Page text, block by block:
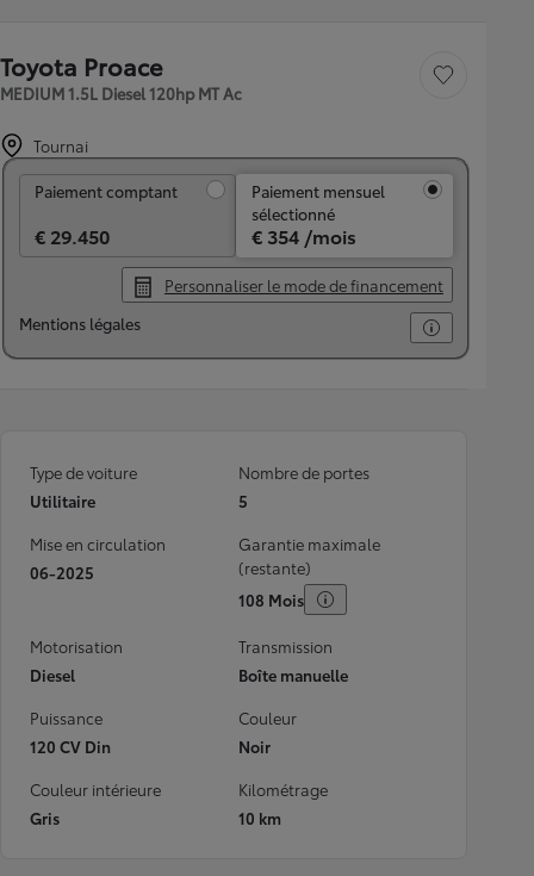
Toyota Proace
MEDIUM 1.5L Diesel 120hp MT Ac
Sauvegarder le
Tournai
Paiement comptant
€ 29.450
Paiement mensuel
sélectionné
€ 354 /mois
Personnaliser le mode de financement
Mentions légales
Type de voiture
Utilitaire
Nombre de portes
5
Mise en circulation
06-2025
Garantie maximale
(restante)
108 Mois
Motorisation
Diesel
Transmission
Boîte manuelle
Puissance
120 CV Din
Couleur
Noir
Couleur intérieure
Gris
Kilométrage
10 km